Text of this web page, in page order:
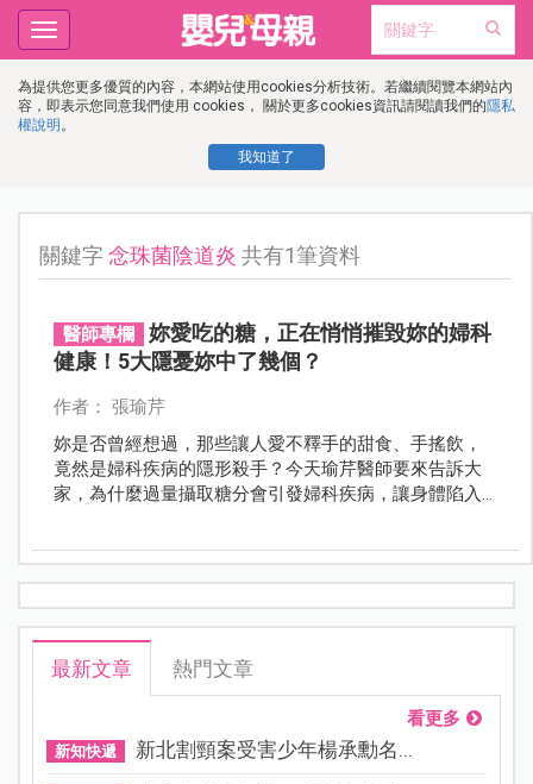
為提供您更多優質的內容，本網站使用cookies分析技術。若繼續閱覽本網站內
容，即表示您同意我們使用 cookies， 關於更多cookies資訊請閱讀我們的隱私
權說明 。
我知道了
Toggle
navigation
關鍵字念珠菌陰道炎 共有1筆資料
醫師專欄
妳愛吃的糖，正在悄悄摧毀妳的婦科
健康！5大隱憂妳中了幾個？
作者： 張瑜芹
妳是否曾經想過，那些讓人愛不釋手的甜食、手搖飲，
竟然是婦科疾病的隱形殺手？今天瑜芹醫師要來告訴大
家，為什麼過量攝取糖分會引發婦科疾病，讓身體陷入
最新文章 熱門文章
看更多
新知快遞 新北割頸案受害少年楊承勳名...